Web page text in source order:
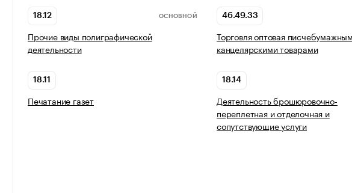
18.12 ОСНОВНОЙ
Прочие виды полиграфической
деятельности
46.49.33
Торговля оптовая
канцелярскими товарами
18.11
Печатание газет
18.14
Деятельность брошюровочно-
переплетная и отделочная и
сопутствующие услуги